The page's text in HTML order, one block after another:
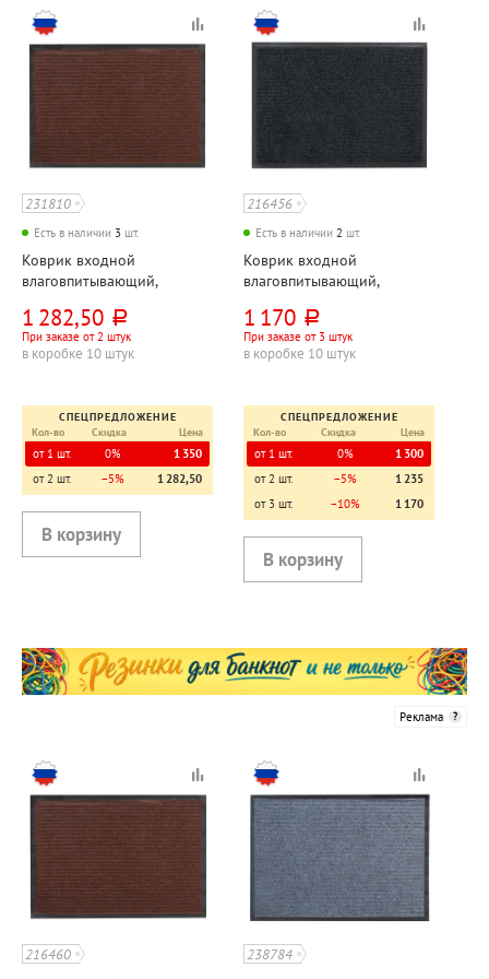
231810
Есть в наличии 3 шт.
Коврик входной
влаговпитывающий,
"Стандарт", коричневый
1 282,50 руб.
При заказе от 2 штук
в коробке 10 штук
СПЕЦПРЕДЛОЖЕНИЕ
Кол-во
Скидка Цена
от 1 шт. 0%
1 350
от 2 шт.
−5% 1 282,50
216456
Есть в наличии 2 шт.
Коврик входной
влаговпитывающий,
"Стандарт", черный
1 170 руб.
При заказе от 3 штук
в коробке 10 штук
СПЕЦПРЕДЛОЖЕНИЕ
Кол-во
Скидка Цена
от 1 шт. 0%
1 300
от 2 шт.
−5%
1 235
от 3 шт.
−10% 1 170
Реклама
216460 238784